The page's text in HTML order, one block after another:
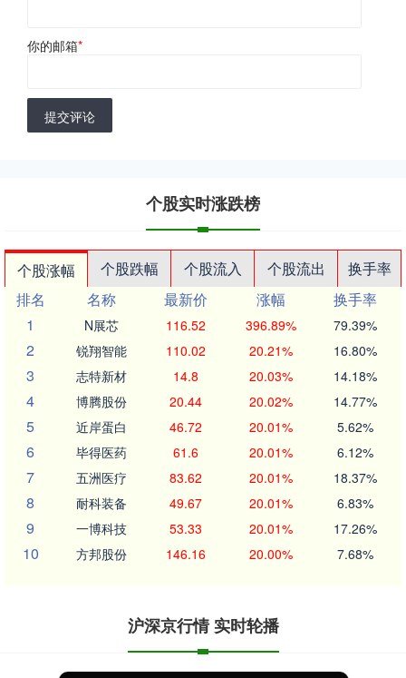
你的邮箱*
提交评论
个股实时涨跌榜
个股涨幅 个股跌幅 个股流入 个股流出
换手率
排名
名称 最新价 涨幅
换手率
1
N展芯 116.52 396.89% 79.39%
2 锐翔智能 110.02 20.21% 16.80%
3 志特新材 14.8 20.03% 14.18%
4 博腾股份 20.44 20.02% 14.77%
5 近岸蛋白 46.72 20.01% 5.62%
6 毕得医药 61.6 20.01% 6.12%
7 五洲医疗 83.62 20.01% 18.37%
8 耐科装备 49.67 20.01% 6.83%
9 一博科技 53.33 20.01% 17.26%
10 方邦股份 146.16 20.00% 7.68%
沪深京行情 实时轮播